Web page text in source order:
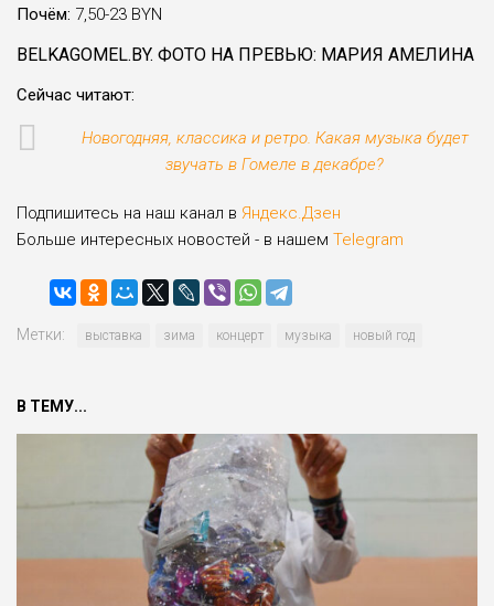
Почём: 7,50-23 BYN
BELKAGOMEL.BY. ФОТО НА ПРЕВЬЮ: МАРИЯ АМЕЛИНА
Сейчас читают:
Новогодняя, классика и ретро. Какая музыка будет
звучать в Гомеле в декабре?
Подпишитесь на наш канал в Яндекс.Дзен
Больше интересных новостей - в нашем Telegram
Метки: выставка зима концерт музыка новый год
В ТЕМУ...